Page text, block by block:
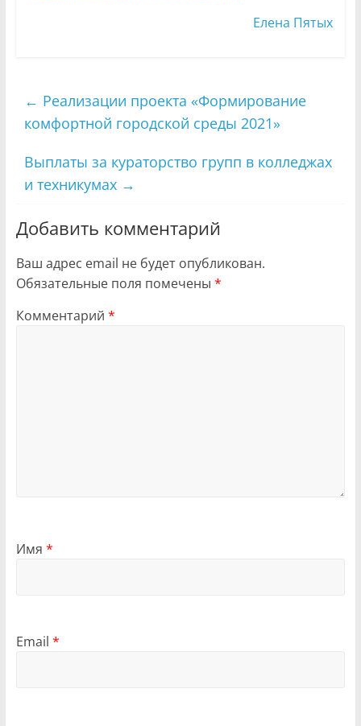
Елена Пятых
← Реализации проекта «Формирование
комфортной городской среды 2021»
Выплаты за кураторство групп в колледжах
и техникумах →
Добавить комментарий
Ваш адрес email не будет опубликован.
Обязательные поля помечены *
Комментарий *
Имя *
Email *